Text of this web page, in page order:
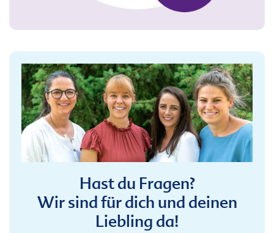
Hast du Fragen?
Wir sind für dich und deinen
Liebling da!